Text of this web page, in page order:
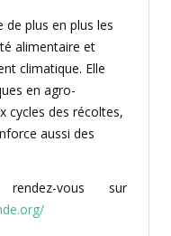
de plus en plus les
alimentaire et
climatique. Elle
en agro-
cycles des récoltes,
aussi des
vous sur